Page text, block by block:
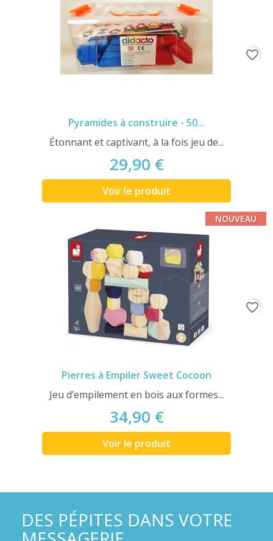
Pyramides à construire - 50...
Étonnant et captivant, à la fois jeu de...
29,90 €
Voir le produit
favorite_border
Pierres à Empiler Sweet Cocoon
Jeu d’empilement en bois aux formes...
34,90 €
Voir le produit
NOUVEAU
favorite_border
DES PÉPITES DANS VOTRE